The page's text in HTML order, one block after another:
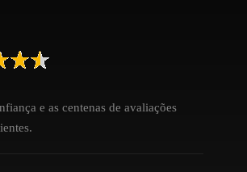
e as centenas de avaliações